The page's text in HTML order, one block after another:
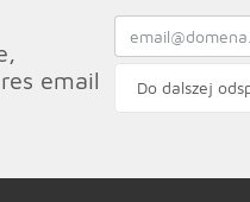
email
Do dalszej